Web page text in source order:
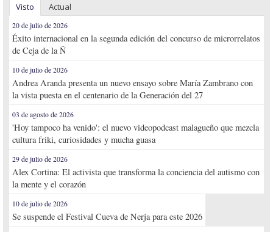
Visto Actual
20 de julio de 2026
Éxito internacional en la segunda edición del concurso de microrrelatos
de Ceja de la Ñ
10 de julio de 2026
Andrea Aranda presenta un nuevo ensayo sobre María Zambrano con
la vista puesta en el centenario de la Generación del 27
03 de agosto de 2026
'Hoy tampoco ha venido': el nuevo videopodcast malagueño que mezcla
cultura friki, curiosidades y mucha guasa
29 de julio de 2026
Alex Cortina: El activista que transforma la conciencia del autismo con
la mente y el corazón
10 de julio de 2026
Se suspende el Festival Cueva de Nerja para este 2026